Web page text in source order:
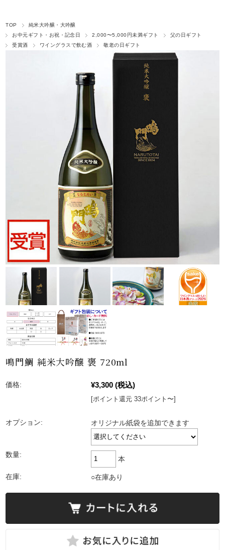
TOP
純米大吟醸・大吟醸
お中元ギフト・お祝・記念日
2,000〜5,000円未満ギフト
父の日ギフト
受賞酒
ワイングラスで飲む酒 敬老の日ギフト
鳴門鯛 純米大吟醸 褒 720ml
価格: ¥3,300 (税込)
[ポイント還元 33ポイント〜]
オプション: オリジナル紙袋を追加できます
数量:
本
在庫: ○在庫あり